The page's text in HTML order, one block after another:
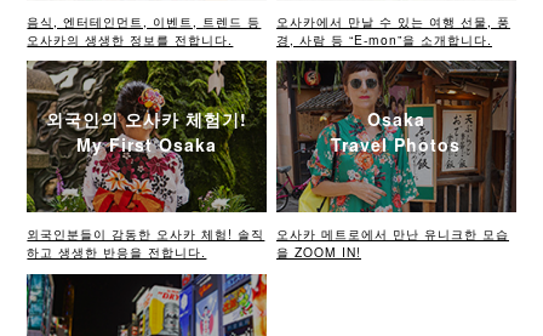
음식, 엔터테인먼트, 이벤트, 트렌드 등
오사카의 생생한 정보를 전합니다.
오사카에서 만날 수 있는 여행 선물, 풍
경, 사람 등 “E-mon”을 소개합니다.
외국인의 오사카 체험기!
My First Osaka
외국인분들이 감동한 오사카 체험! 솔직
하고 생생한 반응을 전합니다.
Osaka
Travel Photos
오사카 메트로에서 만난 유니크한 모습
을 ZOOM IN!